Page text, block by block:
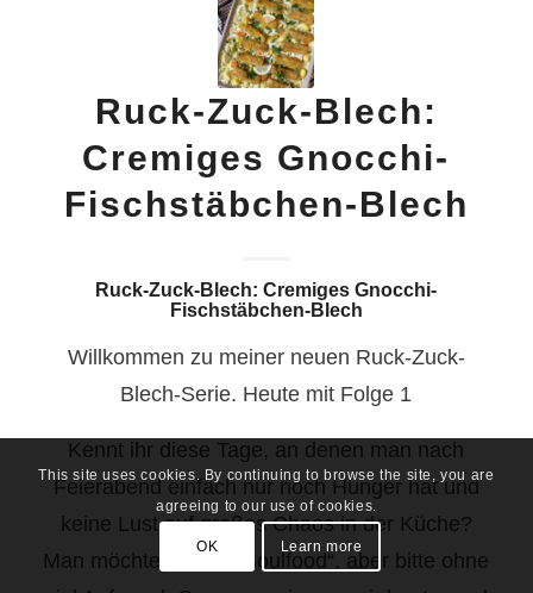
Ruck-Zuck-Blech:
Cremiges Gnocchi-
Fischstäbchen-Blech
Ruck-Zuck-Blech: Cremiges Gnocchi-
Fischstäbchen-Blech
Willkommen zu meiner neuen Ruck-Zuck-
Blech-Serie. Heute mit Folge 1
Kennt ihr diese Tage, an denen man nach
Feierabend einfach nur noch Hunger hat und
keine Lust auf großes Chaos in der Küche?
Man möchte echtes „Soulfood“, aber bitte ohne
This site uses cookies. By continuing to browse the site, you are
agreeing to our use of cookies.
OK Learn more